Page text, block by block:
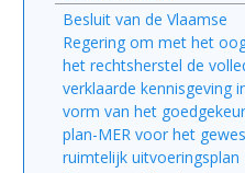
Besluit van de Vlaamse
Regering om met het
het rechtsherstel de
verklaarde kennisgeving
vorm van het
plan-MER voor het
ruimtelijk uitvoeringsplan